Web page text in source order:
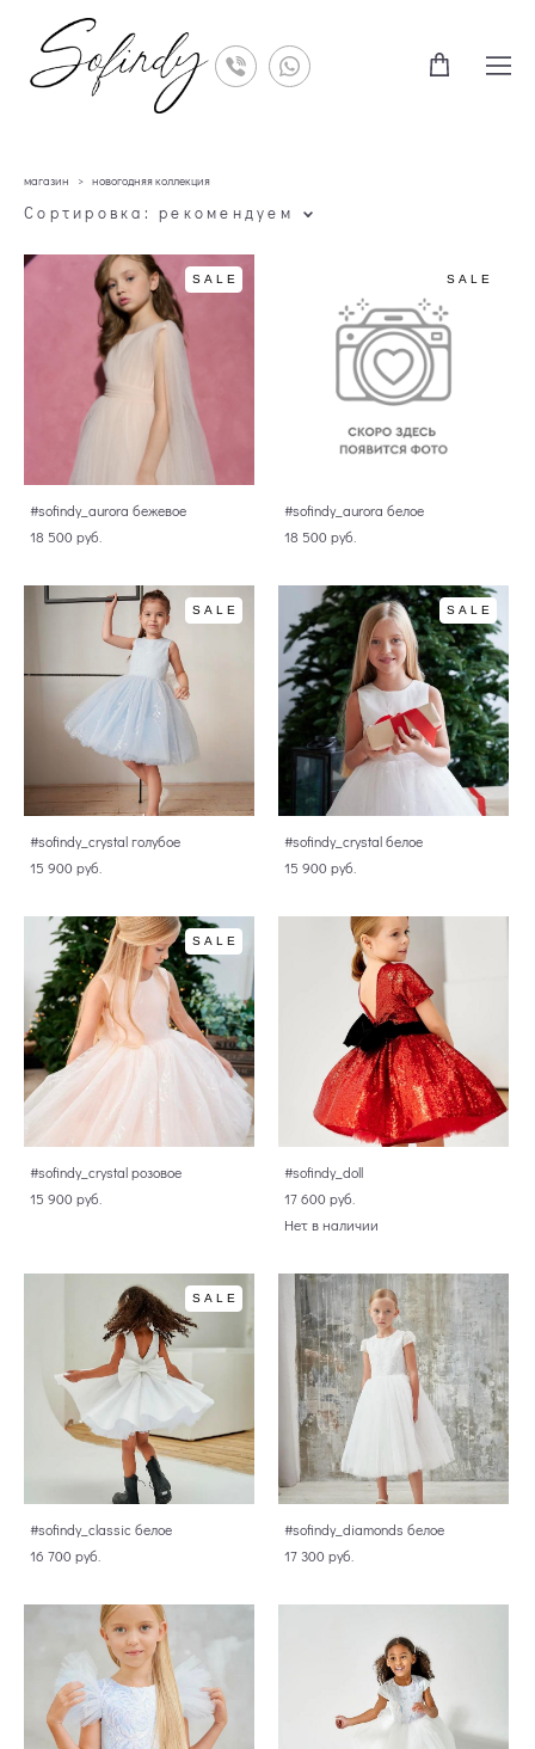
магазин > новогодняя коллекция
Сортировка: рекомендуем
SALE
#sofindy_aurora бежевое
18 500 pуб.
SALE
#sofindy_aurora белое
18 500 pуб.
SALE
#sofindy_crystal голубое
15 900 pуб.
SALE
#sofindy_crystal белое
15 900 pуб.
SALE
#sofindy_crystal розовое
15 900 pуб.
#sofindy_doll
17 600 pуб.
Нет в наличии
SALE
#sofindy_classic белое
16 700 pуб.
#sofindy_diamonds белое
17 300 pуб.